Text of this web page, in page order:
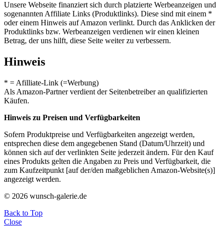
Unsere Webseite finanziert sich durch platzierte Werbeanzeigen und
sogenannten Affiliate Links (Produktlinks). Diese sind mit einem *
oder einem Hinweis auf Amazon verlinkt. Durch das Anklicken der
Produktlinks bzw. Werbeanzeigen verdienen wir einen kleinen
Betrag, der uns hilft, diese Seite weiter zu verbessern.
Hinweis
* = Afilliate-Link (=Werbung)
Als Amazon-Partner verdient der Seitenbetreiber an qualifizierten
Käufen.
Hinweis zu Preisen und Verfügbarkeiten
Sofern Produktpreise und Verfügbarkeiten angezeigt werden,
entsprechen diese dem angegebenen Stand (Datum/Uhrzeit) und
können sich auf der verlinkten Seite jederzeit ändern. Für den Kauf
eines Produkts gelten die Angaben zu Preis und Verfügbarkeit, die
zum Kaufzeitpunkt [auf der/den maßgeblichen Amazon-Website(s)]
angezeigt werden.
© 2026 wunsch-galerie.de
Back to Top
Close